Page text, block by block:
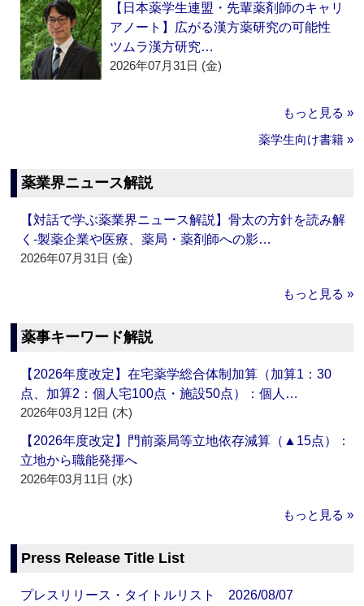
【日本薬学生連盟・先輩薬剤師のキャリ
アノート】広がる漢方薬研究の可能性
ツムラ漢方研究…
2026年07月31日 (金)
もっと見る »
薬学生向け書籍 »
薬業界ニュース解説
【対話で学ぶ薬業界ニュース解説】骨太の方針を読み解
く‐製薬企業や医療、薬局・薬剤師への影…
2026年07月31日 (金)
もっと見る »
薬事キーワード解説
【2026年度改定】在宅薬学総合体制加算（加算1：30
点、加算2：個人宅100点・施設50点）：個人…
2026年03月12日 (木)
【2026年度改定】門前薬局等立地依存減算（▲15点）：
立地から職能発揮へ
2026年03月11日 (水)
もっと見る »
Press Release Title List
プレスリリース・タイトルリスト 2026/08/07